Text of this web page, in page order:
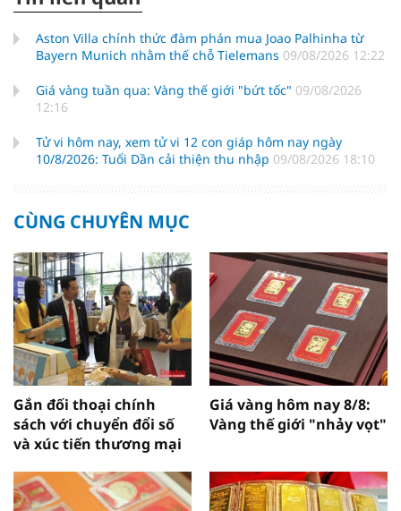
Aston Villa chính thức đàm phán mua Joao Palhinha từ
Bayern Munich nhằm thế chỗ Tielemans 09/08/2026 12:22
Giá vàng tuần qua: Vàng thế giới "bứt tốc" 09/08/2026
12:16
Tử vi hôm nay, xem tử vi 12 con giáp hôm nay ngày
10/8/2026: Tuổi Dần cải thiện thu nhập 09/08/2026 18:10
CÙNG CHUYÊN MỤC
Gắn đối thoại chính
sách với chuyển đổi số
và xúc tiến thương mại
Giá vàng hôm nay 8/8:
Vàng thế giới "nhảy vọt"